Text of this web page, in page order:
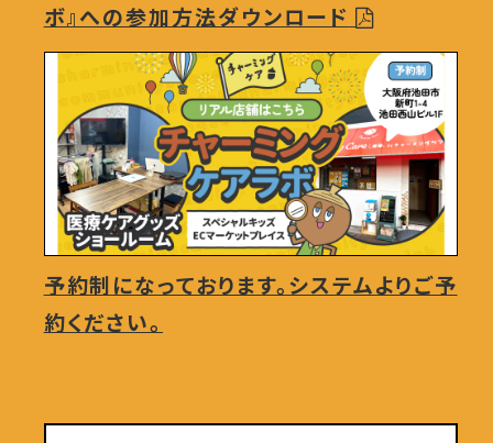
ボ』への参加方法ダウンロード
予約制になっております。システムよりご予
約ください。